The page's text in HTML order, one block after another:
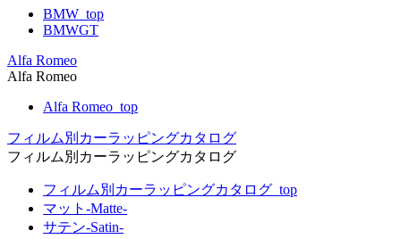
BMW_top
BMWGT
Alfa Romeo
Alfa Romeo
Alfa Romeo_top
フィルム別カーラッピングカタログ
フィルム別カーラッピングカタログ
フィルム別カーラッピングカタログ_top
マット-Matte-
サテン-Satin-